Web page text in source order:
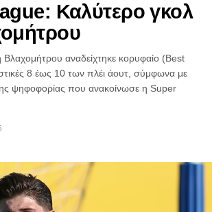
Καλύτερο γκολ
Βλαχομήτρου αναδείχτηκε κορυφαίο (Best
8 έως 10 των πλέι άουτ, σύμφωνα με
ψηφοφορίας που ανακοίνωσε η Super